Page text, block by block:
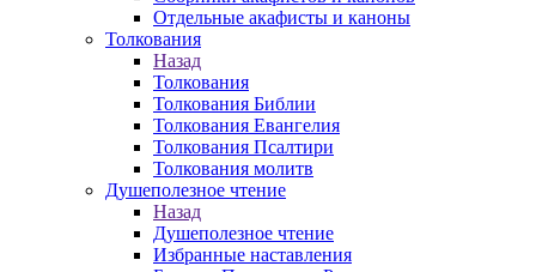
Отдельные акафисты и каноны
Толкования
Назад
Толкования
Толкования Библии
Толкования Евангелия
Толкования Псалтири
Толкования молитв
Душеполезное чтение
Назад
Душеполезное чтение
Избранные наставления